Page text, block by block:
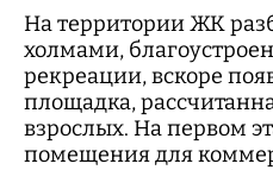
На территории ЖК
холмами,
рекреации, вскоре
площадка,
взрослых. На первом
помещения для